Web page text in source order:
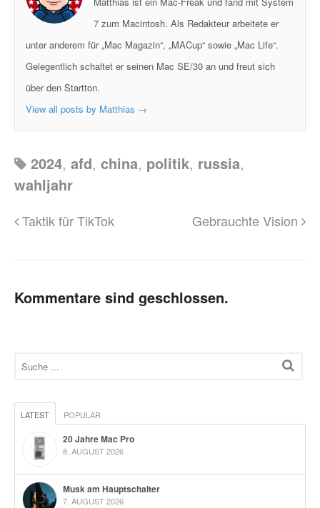
7 zum Macintosh. Als Redakteur arbeitete er
unter anderem für „Mac Magazin“, „MACup“ sowie „Mac Life“.
Gelegentlich schaltet er seinen Mac SE/30 an und freut sich
über den Startton.
View all posts by Matthias →
2024, afd, china, politik, russia,
wahljahr
Taktik für TikTok Gebrauchte Vision
Kommentare sind geschlossen.
LATEST POPULAR
20 Jahre Mac Pro
8. AUGUST 2026
Musk am Hauptschalter
7. AUGUST 2026